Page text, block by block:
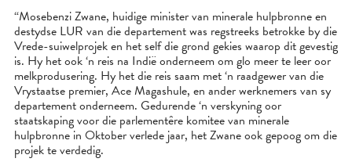
“Mosebenzi Zwane, huidige minister van minerale hulpbronne en
destydse LUR van die departement was regstreeks betrokke by die
Vrede-suiwelprojek en het self die grond gekies waarop dit gevestig
is. Hy het ook ‘n reis na Indië onderneem om glo meer te leer oor
melkprodusering. Hy het die reis saam met ‘n raadgewer van die
Vrystaatse premier, Ace Magashule, en ander werknemers van sy
departement onderneem. Gedurende ‘n verskyning oor
staatskaping voor die parlementêre komitee van minerale
hulpbronne in Oktober verlede jaar, het Zwane ook gepoog om die
projek te verdedig.